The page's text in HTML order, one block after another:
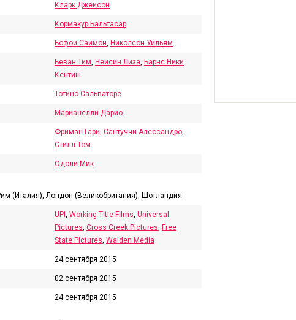
Кларк Джейсон
Кормакур Бальтасар
Бофой Саймон, Николсон Уильям
Беван Тим, Чейсин Лиза, Барнс Ники
Кентиш
Тотино Сальваторе
Марианелли Дарио
Фриман Гари, Сантуччи Алессандро,
Стилл Том
Одсли Мик
(Италия), Лондон (Великобритания), Шотландия
UPI , Working Title Films, Universal
Pictures, Cross Creek Pictures, Free
State Pictures, Walden Media
24 сентября 2015
02 сентября 2015
24 сентября 2015